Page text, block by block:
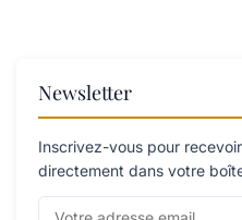
Newsletter
Inscrivez-vous pour
directement dans votre